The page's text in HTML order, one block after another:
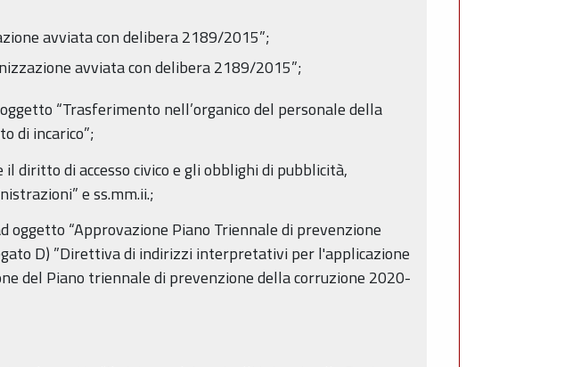
avviata con delibera 2189/2015”;
avviata con delibera 2189/2015”;
“Trasferimento nell’organico del personale della
di incarico”;
diritto di accesso civico e gli obblighi di pubblicità,
e ss.mm.ii.;
“Approvazione Piano Triennale di prevenzione
D) ”Direttiva di indirizzi interpretativi per l'applicazione
del Piano triennale di prevenzione della corruzione 2020-